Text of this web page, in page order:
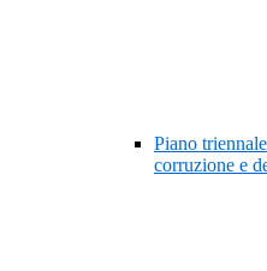
Piano
corruzione e